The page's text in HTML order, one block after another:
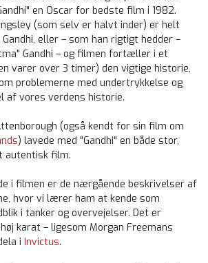
en Oscar for bedste film i 1982.
(som selv er halvt inder) er helt
eller – som han rigtigt hedder –
Gandhi – og filmen fortæller i et
varer over 3 timer) den vigtige historie,
problemerne med undertrykkelse og
af vores verdens historie.
(også kendt for sin film om
) lavede med "Gandhi" en både stor,
autentisk film.
i filmen er de nærgående beskrivelser af
hvor vi lærer ham at kende som
i tanker og overvejelser. Det er
karat – ligesom Morgan Freemans
i Invictus.